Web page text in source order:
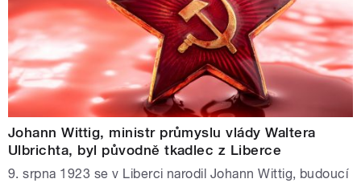
Johann Wittig, ministr průmyslu vlády Waltera
Ulbrichta, byl původně tkadlec z Liberce
9. srpna 1923 se v Liberci narodil Johann Wittig, budoucí